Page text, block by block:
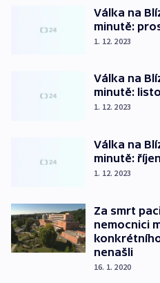
Válka na
minutě:
1. 12. 2023
Válka na
minutě:
1. 12. 2023
Válka na
minutě:
1. 12. 2023
Za smrt
nemocnici
nenašli
16. 1. 2020